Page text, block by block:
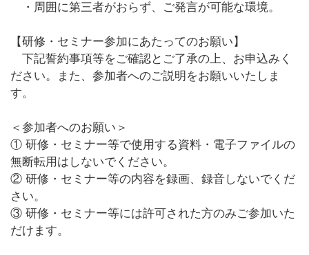
・周囲に第三者がおらず、ご発言が可能な環境。
【研修・セミナー参加にあたってのお願い】
下記誓約事項等をご確認とご了承の上、お申込みく
ださい。また、参加者へのご説明をお願いいたしま
す。
＜参加者へのお願い＞
① 研修・セミナー等で使用する資料・電子ファイルの
無断転用はしないでください。
② 研修・セミナー等の内容を録画、録音しないでくだ
さい。
③ 研修・セミナー等には許可された方のみご参加いた
だけます。